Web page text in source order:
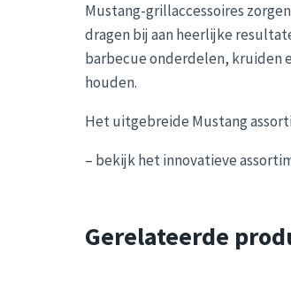
Mustang-grillaccessoires
dragen bij aan heerlijke
barbecue onderdelen, kruiden
houden.
Het uitgebreide Mustang
– bekijk het innovatieve
Gerelateerde